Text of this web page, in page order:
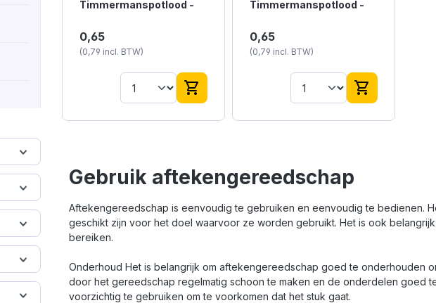
Timmermanspotlood -
Timmermanspotlood HB
van het merk NEO Tools.
Kleur: oranje HB
Timmermanspotlood
0,65
(0,79 incl. BTW)
shopping_cart
Timmermanspotlood -
Schroeven Online
timmermanspotlood is voor
het aftekenen, wit gelakt
timmermanspotlood van
180 mm lang.
0,65
(0,79 incl. BTW)
shopping_cart
Gebruik aftekengereedschap
Aftekengereedschap is eenvoudig te gebruiken en eenvoudig te bedienen.
geschikt zijn voor het doel waarvoor ze worden gebruikt. Het is ook
bereiken.
Onderhoud Het is belangrijk om aftekengereedschap goed te onderhouden
door het gereedschap regelmatig schoon te maken en de onderdelen goed
voorzichtig te gebruiken om te voorkomen dat het stuk gaat.